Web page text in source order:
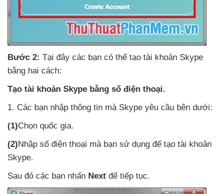
Bước 2: Tại đây các bạn có thể tạo tài khoản Skype
bằng hai cách:
Tạo tài khoản Skype bằng số điện thoại.
1. Các bạn nhập thông tin mà Skype yêu cầu bên dưới:
(1)Chọn quốc gia.
(2)Nhập số điện thoại mà bạn sử dụng để tạo tài khoản
Skype.
Sau đó các bạn nhấn Next để tiếp tục.